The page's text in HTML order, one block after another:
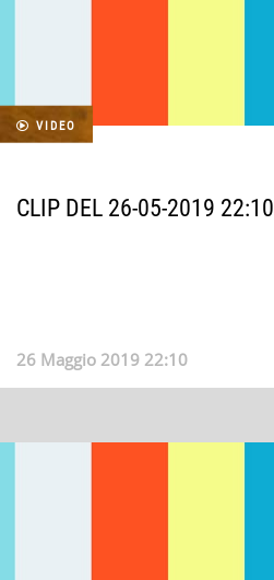
VIDEO
CLIP DEL 26-05-2019 22:10
26 Maggio 2019 22:10